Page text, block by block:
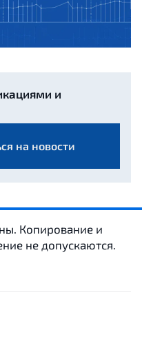
и
на новости
Копирование и
не допускаются.